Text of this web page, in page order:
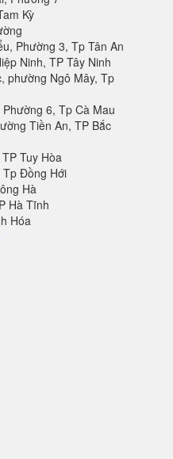
Kỳ
Phường 3, Tp Tân An
Ninh, TP Tây Ninh
phường Ngô Mây, Tp
6, Tp Cà Mau
Tiền An, TP Bắc
Tuy Hòa
Đồng Hới
Hà
Hà Tĩnh
Hóa